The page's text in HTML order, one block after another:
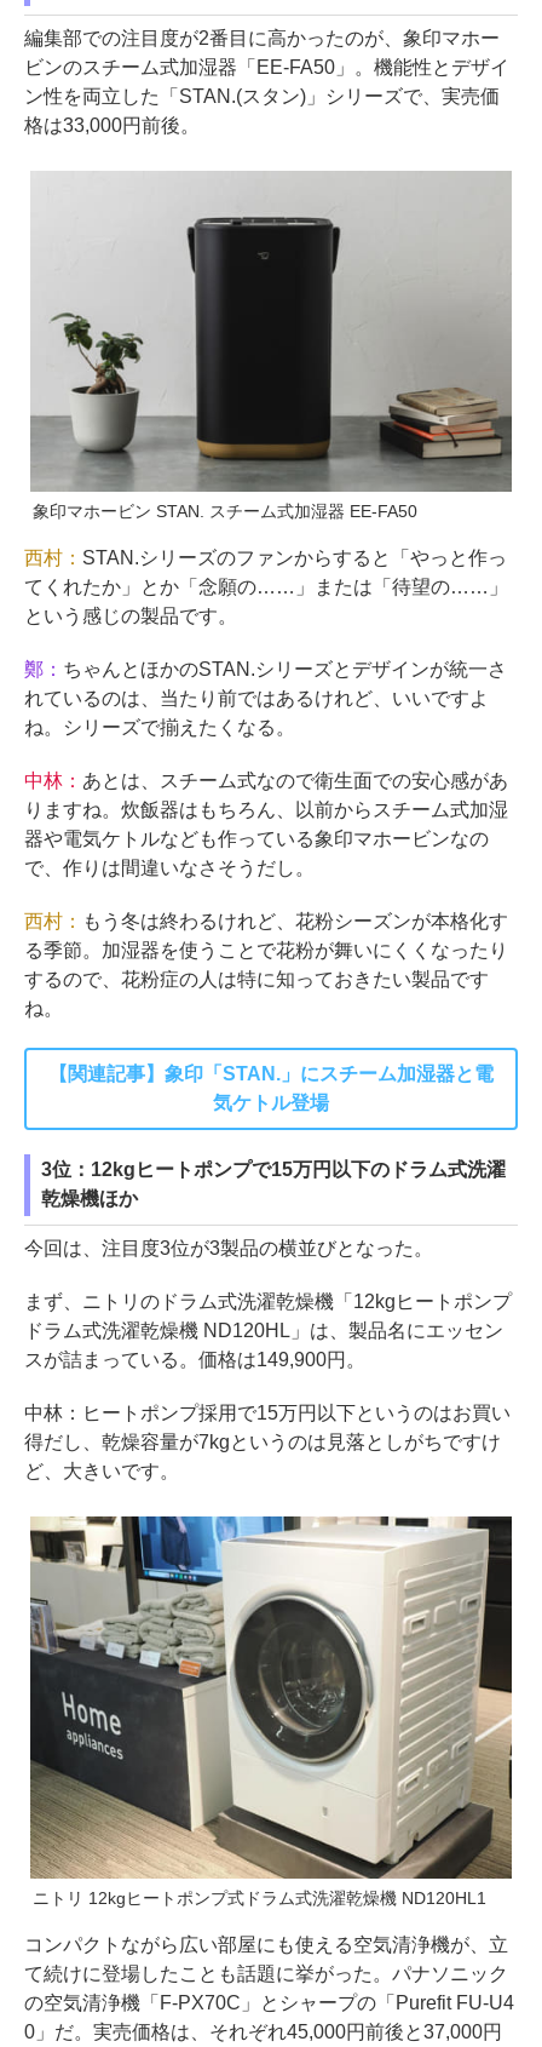
編集部での注目度が2番目に高かったのが、象印マホー
ビンのスチーム式加湿器「EE-FA50」。機能性とデザイ
ン性を両立した「STAN.(スタン)」シリーズで、実売価
格は33,000円前後。
象印マホービン STAN. スチーム式加湿器 EE-FA50
西村： STAN.シリーズのファンからすると「やっと作っ
てくれたか」とか「念願の……」または「待望の……」
という感じの製品です。
鄭： ちゃんとほかのSTAN.シリーズとデザインが統一さ
れているのは、当たり前ではあるけれど、いいですよ
ね。シリーズで揃えたくなる。
中林： あとは、スチーム式なので衛生面での安心感があ
りますね。炊飯器はもちろん、以前からスチーム式加湿
器や電気ケトルなども作っている象印マホービンなの
で、作りは間違いなさそうだし。
西村： もう冬は終わるけれど、花粉シーズンが本格化す
る季節。加湿器を使うことで花粉が舞いにくくなったり
するので、花粉症の人は特に知っておきたい製品です
ね。
【関連記事】象印「STAN.」にスチーム加湿器と電
気ケトル登場
3位：12kgヒートポンプで15万円以下のドラム式洗濯
乾燥機ほか
今回は、注目度3位が3製品の横並びとなった。
まず、ニトリのドラム式洗濯乾燥機「12kgヒートポンプ
ドラム式洗濯乾燥機 ND120HL」は、製品名にエッセン
スが詰まっている。価格は149,900円。
中林：ヒートポンプ採用で15万円以下というのはお買い
得だし、乾燥容量が7kgというのは見落としがちですけ
ど、大きいです。
ニトリ 12kgヒートポンプ式ドラム式洗濯乾燥機 ND120HL1
コンパクトながら広い部屋にも使える空気清浄機が、立
て続けに登場したことも話題に挙がった。パナソニック
の空気清浄機「F-PX70C」とシャープの「Purefit FU-U4
0」だ。実売価格は、それぞれ45,000円前後と37,000円